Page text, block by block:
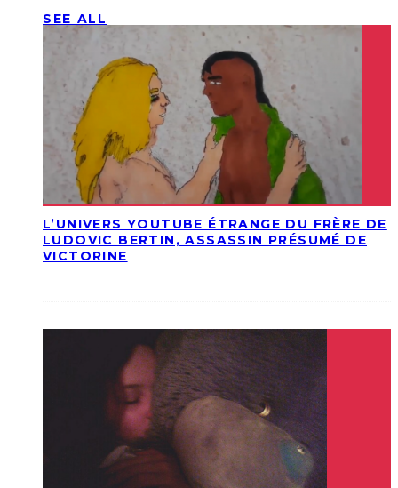
SEE ALL
L’UNIVERS YOUTUBE ÉTRANGE DU FRÈRE DE
LUDOVIC BERTIN, ASSASSIN PRÉSUMÉ DE
VICTORINE